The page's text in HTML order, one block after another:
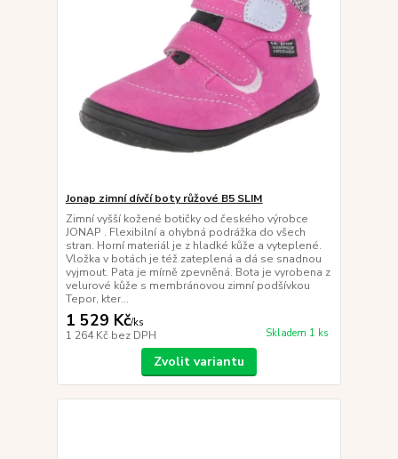
Jonap zimní dívčí boty růžové B5 SLIM
Zimní vyšší kožené botičky od českého výrobce
JONAP . Flexibilní a ohybná podrážka do všech
stran. Horní materiál je z hladké kůže a vyteplené.
Vložka v botách je též zateplená a dá se snadnou
vyjmout. Pata je mírně zpevněná. Bota je vyrobena z
velurové kůže s membránovou zimní podšívkou
Tepor, kter...
1 529 Kč/ks
1 264 Kč bez DPH Skladem 1 ks
Zvolit variantu